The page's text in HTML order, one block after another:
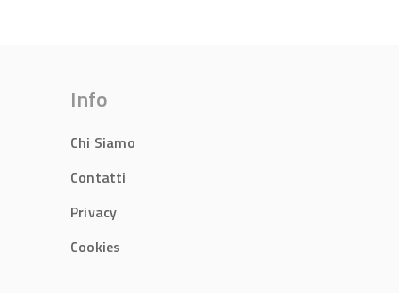
Info
Chi Siamo
Contatti
Privacy
Cookies